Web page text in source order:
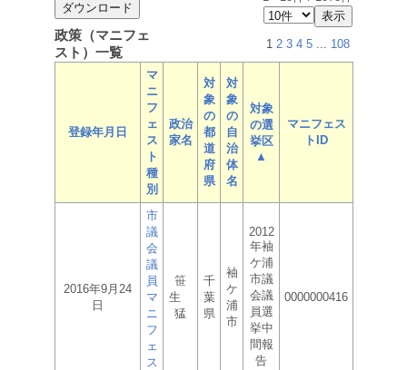
政策（マニフェ
スト）一覧
1 2 3 4 5 ... 108
登録年月日
マ
ニ
フ
ェ
ス
ト
種
別
政治
家名
対
象
の
都
道
府
県
対
象
の
自
治
体
名
対象
の選
挙区
▲
マニフェス
トID
2016年9月24
日
市
議
会
議
員
マ
ニ
フ
ェ
ス
笹
生
猛
千
葉
県
袖
ケ
浦
市
2012
年袖
ケ浦
市議
会議
員選
挙中
間報
告
0000000416